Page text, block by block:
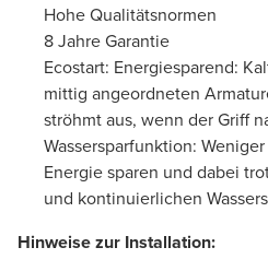
Hohe Qualitätsnormen
8 Jahre Garantie
Ecostart: Energiesparend:
mittig angeordneten
ströhmt aus, wenn der Griff
Wassersparfunktion:
Energie sparen und dabei
und kontinuierlichen
Hinweise zur Installation: